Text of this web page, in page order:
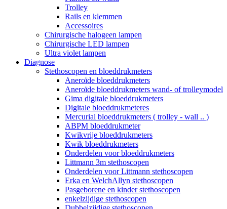
Trolley
Rails en klemmen
Accessoires
Chirurgische halogeen lampen
Chirurgische LED lampen
Ultra violet lampen
Diagnose
Stethoscopen en bloeddrukmeters
Aneroïde bloeddrukmeters
Aneroïde bloeddrukmeters wand- of trolleymodel
Gima digitale bloeddrukmeters
Digitale bloeddrukmeteres
Mercurial bloeddrukmeters ( trolley - wall .. )
ABPM bloeddrukmeter
Kwikvrije bloeddrukmeters
Kwik bloeddrukmeters
Onderdelen voor bloeddrukmeters
Littmann 3m stethoscopen
Onderdelen voor Littmann stethoscopen
Erka en WelchAllyn stethoscopen
Pasgeborene en kinder stethoscopen
enkelzijdige stethoscopen